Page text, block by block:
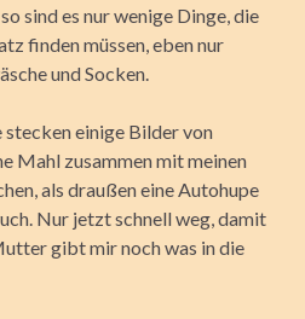
sind es nur wenige Dinge, die
finden müssen, eben nur
und Socken.
stecken einige Bilder von
Mahl zusammen mit meinen
als draußen eine Autohupe
Nur jetzt schnell weg, damit
gibt mir noch was in die